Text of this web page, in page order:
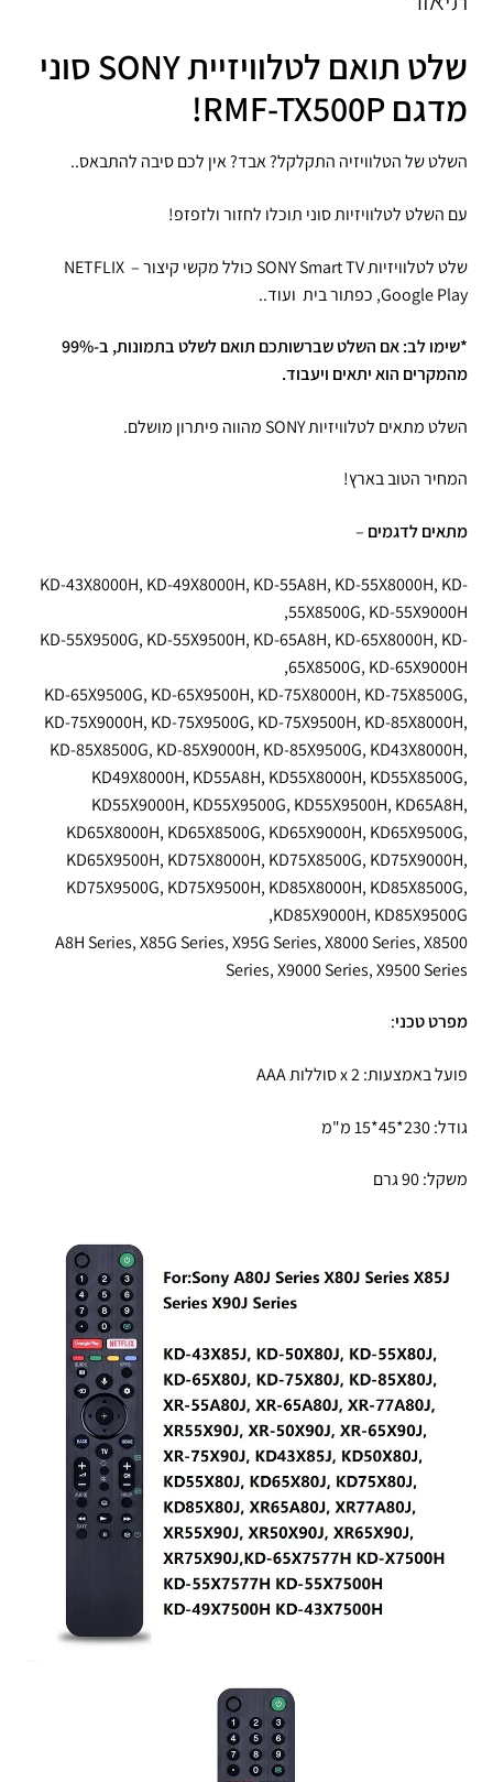
שלט תואם לטלוויזיית SONY סוני
מדגם RMF-TX500P!
השלט של הטלוויזיה התקלקל? אבד? אין לכם סיבה להתבאס..
עם השלט לטלוויזיות סוני תוכלו לחזור ולזפזפ!
שלט לטלוויזיות SONY Smart TV כולל מקשי קיצור – NETFLIX
,Google Play כפתור בית ועוד..
*שימו לב: אם השלט שברשותכם תואם לשלט בתמונות, ב-99%
מהמקרים הוא יתאים ויעבוד.
השלט מתאים לטלוויזיות SONY מהווה פיתרון מושלם.
המחיר הטוב בארץ!
מתאים לדגמים –
KD-43X8000H, KD-49X8000H, KD-55A8H, KD-55X8000H, KD-
55X8500G, KD-55X9000H,
KD-55X9500G, KD-55X9500H, KD-65A8H, KD-65X8000H, KD-
65X8500G, KD-65X9000H,
KD-65X9500G, KD-65X9500H, KD-75X8000H, KD-75X8500G,
KD-75X9000H, KD-75X9500G, KD-75X9500H, KD-85X8000H,
KD-85X8500G, KD-85X9000H, KD-85X9500G, KD43X8000H,
KD49X8000H, KD55A8H, KD55X8000H, KD55X8500G,
KD55X9000H, KD55X9500G, KD55X9500H, KD65A8H,
KD65X8000H, KD65X8500G, KD65X9000H, KD65X9500G,
KD65X9500H, KD75X8000H, KD75X8500G, KD75X9000H,
KD75X9500G, KD75X9500H, KD85X8000H, KD85X8500G,
KD85X9000H, KD85X9500G,
A8H Series, X85G Series, X95G Series, X8000 Series, X8500
Series, X9000 Series, X9500 Series
מפרט טכני:
פועל באמצעות: 2 x סוללות AAA
גודל: 230*45*15 מ"מ
משקל: 90 גרם